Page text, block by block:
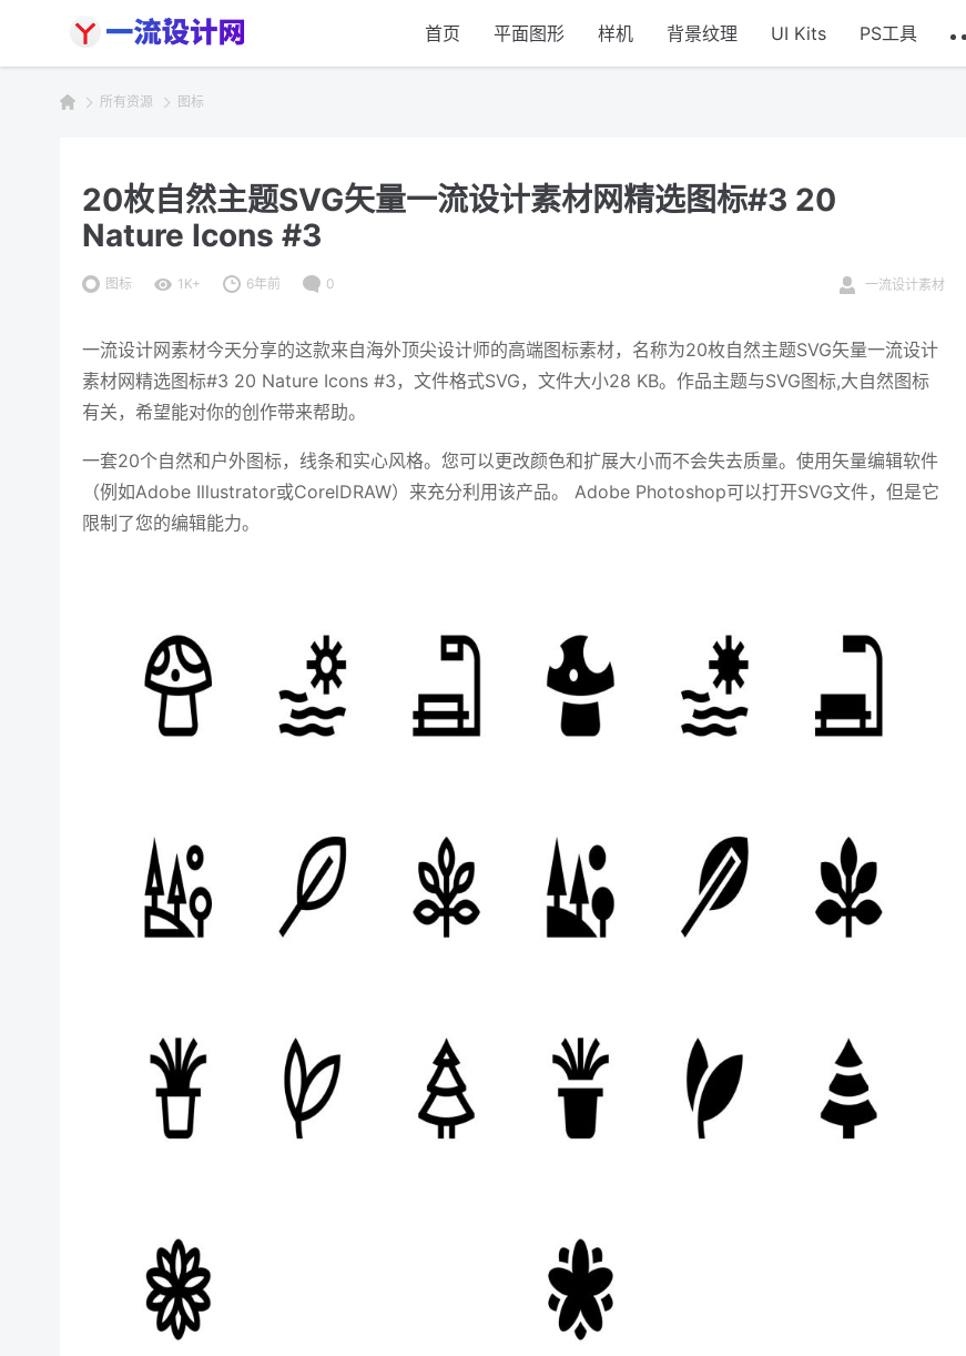
首页 平面图形 样机 背景纹理 UI Kits PS工具
所有资源 图标
20枚自然主题SVG矢量一流设计素材网精选图标#3 20
Nature Icons #3
图标 1K+ 6年前 0 一流设计素材
一流设计网素材今天分享的这款来自海外顶尖设计师的高端图标素材，名称为20枚自然主题SVG矢量一流设计
素材网精选图标#3 20 Nature Icons #3，文件格式SVG，文件大小28 KB。作品主题与SVG图标,大自然图标
有关，希望能对你的创作带来帮助。
一套20个自然和户外图标，线条和实心风格。您可以更改颜色和扩展大小而不会失去质量。使用矢量编辑软件
（例如Adobe Illustrator或CorelDRAW）来充分利用该产品。 Adobe Photoshop可以打开SVG文件，但是它
限制了您的编辑能力。